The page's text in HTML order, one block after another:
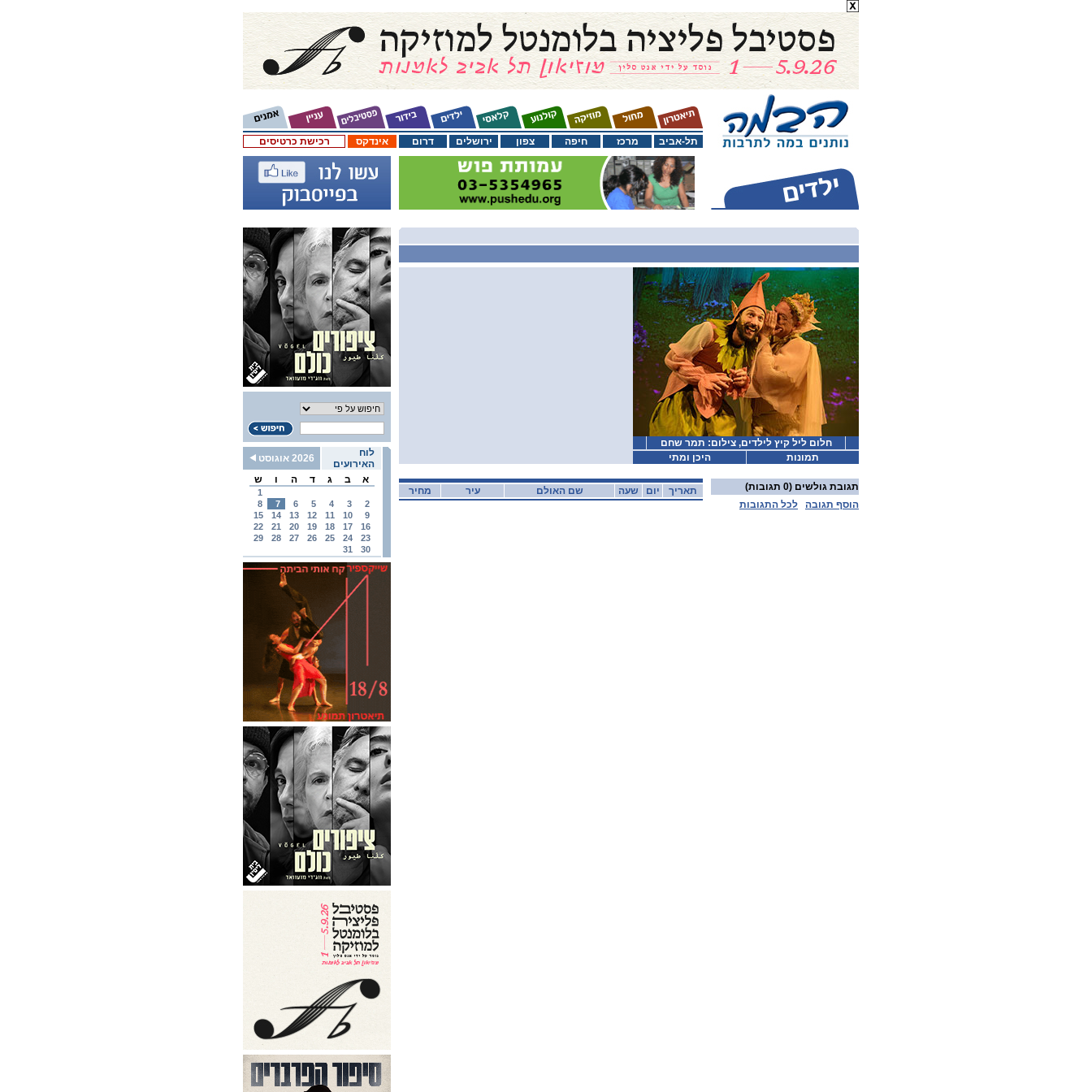
רכישת כרטיסים אינדקס דרום ירושלים צפון חיפה מרכז תל-אביב
לוח
האירועים
2026 אוגוסט
א
ב ג ד ה ו ש
1
2
3
4
5
6
7
8
9
10
11
12
13
14
15
16
17
18
19
20
21
22
23
24
25
26
27
28
29
30
31
חלום ליל קיץ לילדים, צילום: תמר שחם
תמונות
היכן ומתי
מחיר עיר שם האולם שעה יום תאריך תגובת גולשים (0 תגובות)
הוסף תגובה
לכל התגובות